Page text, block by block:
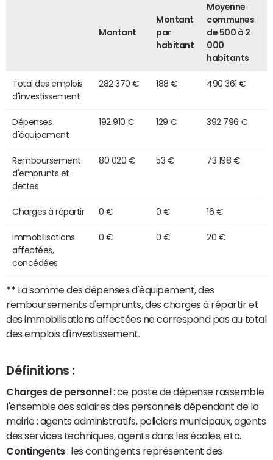
Montant
Montant
par
habitant
Moyenne
communes
de 500 à 2
000
habitants
Total des emplois
d'investissement
282 370 € 188 € 490 361 €
Dépenses
d'équipement
192 910 € 129 € 392 796 €
Remboursement
d'emprunts et
dettes
80 020 € 53 € 73 198 €
Charges à répartir 0 € 0 € 16 €
Immobilisations
affectées,
concédées
0 € 0 € 20 €
** La somme des dépenses d'équipement, des
remboursements d'emprunts, des charges à répartir et
des immobilisations affectées ne correspond pas au total
des emplois d'investissement.
Définitions :
Charges de personnel : ce poste de dépense rassemble
l'ensemble des salaires des personnels dépendant de la
mairie : agents administratifs, policiers municipaux, agents
des services techniques, agents dans les écoles, etc.
Contingents: les contingents représentent des